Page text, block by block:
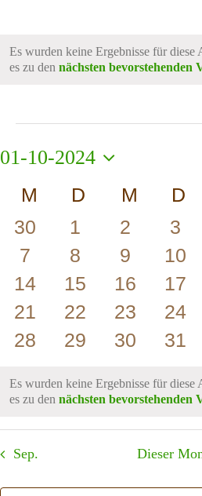
Hinweis
Es wurden keine Ergebnisse für
es zu den nächsten bevorstehenden
01-10-2024
wählen.
Kalender
von
Veranstaltungen
M MONTAG
D DIENSTAG
M D
0
Veranstaltungen
30
0
Veranstaltungen
1
0
2
0
3
0
Veranstaltungen
7
0
Veranstaltungen
8
0
9
0
10
0
Veranstaltungen
14
0
Veranstaltungen
15
0
16
0
17
0
Veranstaltungen
21
0
Veranstaltungen
22
0
23
0
24
0
28
0
29
0
30
0
31
Hinweis
Es wurden keine Ergebnisse für
es zu den nächsten bevorstehenden
Sep. Dieser